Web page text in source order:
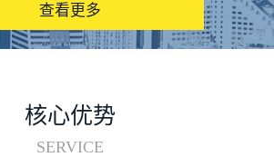
查看更多
核心优势
SERVICE